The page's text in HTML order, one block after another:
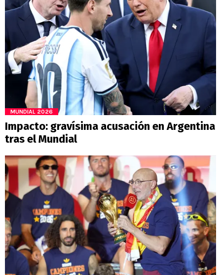
MUNDIAL 2026
Impacto: gravísima acusación en Argentina
tras el Mundial